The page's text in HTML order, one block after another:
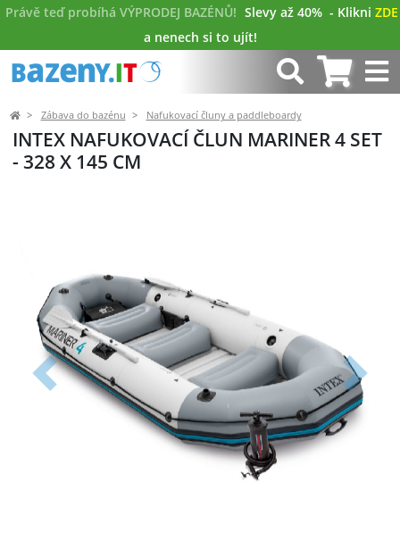
Právě teď probíhá VÝPRODEJ BAZÉNŮ! Slevy až 40% - Klikni ZDE
a nenech si to ujít!
Zábava do bazénu Nafukovací čluny a paddleboardy
INTEX NAFUKOVACÍ ČLUN MARINER 4 SET
- 328 X 145 CM
Předchozí Další